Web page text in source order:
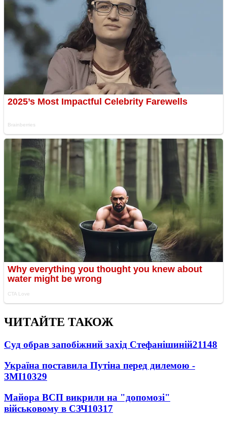
ЧИТАЙТЕ ТАКОЖ
Суд обрав запобіжний захід Стефанішиній21148
Україна поставила Путіна перед дилемою -
ЗМІ10329
Майора ВСП викрили на "допомозі"
військовому в СЗЧ10317